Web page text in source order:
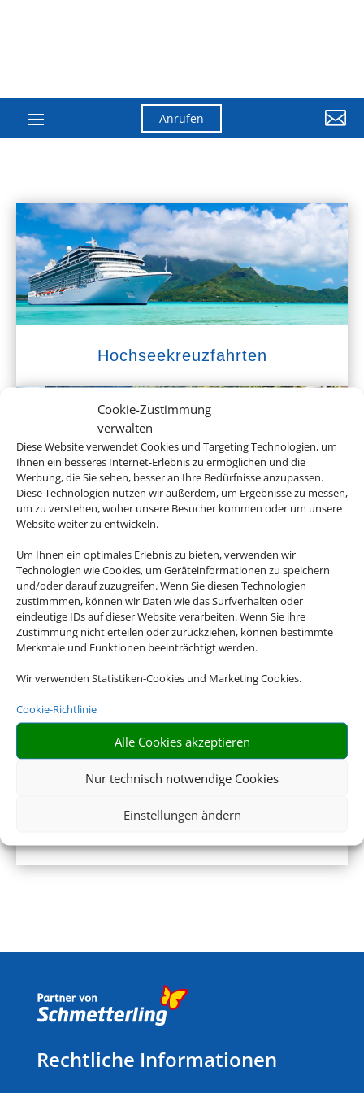
Cookie-Zustimmung
verwalten
Diese Website verwendet Cookies und Targeting Technologien, um
Ihnen ein besseres Internet-Erlebnis zu ermöglichen und die
Werbung, die Sie sehen, besser an Ihre Bedürfnisse anzupassen.
Diese Technologien nutzen wir außerdem, um Ergebnisse zu messen,
um zu verstehen, woher unsere Besucher kommen oder um unsere
Website weiter zu entwickeln.
Um Ihnen ein optimales Erlebnis zu bieten, verwenden wir
Technologien wie Cookies, um Geräteinformationen zu speichern
und/oder darauf zuzugreifen. Wenn Sie diesen Technologien
zustimmmen, können wir Daten wie das Surfverhalten oder
eindeutige IDs auf dieser Website verarbeiten. Wenn Sie ihre
Zustimmung nicht erteilen oder zurückziehen, können bestimmte
Merkmale und Funktionen beeinträchtigt werden.
Wir verwenden Statistiken-Cookies und Marketing Cookies.
Cookie-Richtlinie
Alle Cookies akzeptieren
Nur technisch notwendige Cookies
Einstellungen ändern
Anrufen 
Hochseekreuzfahrten
Empfehlungen für Ihre Reise
Sinnvolle Extras, die oft dazu gebucht werden.
Rechtliche Informationen